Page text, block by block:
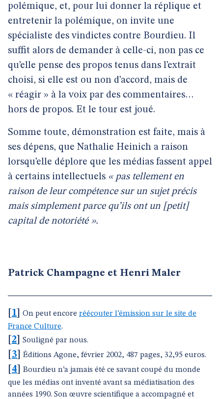
polémique, et, pour lui donner la réplique et
entretenir la polémique, on invite une
spécialiste des vindictes contre Bourdieu. Il
suffit alors de demander à celle-ci, non pas ce
qu’elle pense des propos tenus dans l’extrait
choisi, si elle est ou non d’accord, mais de
« réagir » à la voix par des commentaires…
hors de propos. Et le tour est joué.
Somme toute, démonstration est faite, mais à
ses dépens, que Nathalie Heinich a raison
lorsqu’elle déplore que les médias fassent appel
à certains intellectuels « pas tellement en
raison de leur compétence sur un sujet précis
mais simplement parce qu’ils ont un [petit]
capital de notoriété ».
Patrick Champagne et Henri Maler
1 On peut encore réécouter l’émission sur le site de
France Culture.
2 Souligné par nous.
3 Éditions Agone, février 2002, 487 pages, 32,95 euros.
4
Bourdieu n’a jamais été ce savant coupé du monde
que les médias ont inventé avant sa médiatisation des
années 1990. Son œuvre scientifique a accompagné et